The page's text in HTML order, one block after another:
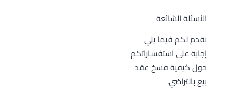
الأسئلة الشائعة
نقدم لكم فيما يلي
إجابة على استفساراتكم
حول كيفية فسخ عقد
بيع بالتراضي.